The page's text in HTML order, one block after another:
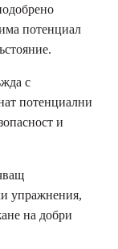
потенциал
с
потенциални
и
упражнения,
на добри